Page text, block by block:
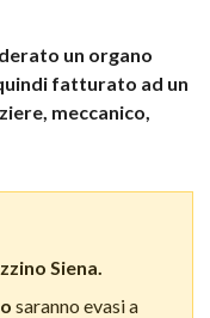
un organo
fatturato ad un
meccanico,
Siena.
saranno evasi a